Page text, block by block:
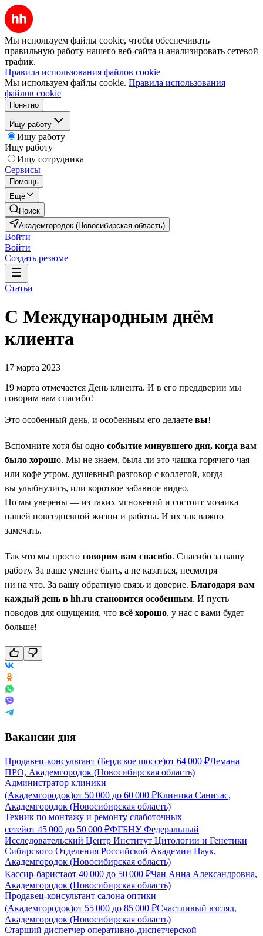
Мы используем файлы cookie, чтобы обеспечивать
правильную работу нашего веб-сайта и анализировать сетевой
трафик.
Правила использования файлов cookie
Мы используем файлы cookie. Правила использования
файлов cookie
Понятно
Ищу работу
Ищу работу
Ищу работу
Ищу сотрудника
Сервисы
Помощь
Ещё
Поиск
Академгородок (Новосибирская область)
Войти
Войти
Создать резюме
Статьи
С Международным днём
клиента
17 марта 2023
19 марта отмечается День клиента. И в его преддверии мы
говорим вам спасибо!
Это особенный день, и особенным его делаете вы!
Вспомните хотя бы одно событие минувшего дня, когда вам
было хорошо. Мы не знаем, была ли это чашка горячего чая
или кофе утром, душевный разговор с коллегой, когда
вы улыбнулись, или короткое забавное видео.
Но мы уверены — из таких мгновений и состоит мозаика
нашей повседневной жизни и работы. И их так важно
замечать.
Так что мы просто говорим вам спасибо. Спасибо за вашу
работу. За ваше умение быть, а не казаться, несмотря
ни на что. За вашу обратную связь и доверие. Благодаря вам
каждый день в hh.ru становится особенным. И пусть
поводов для ощущения, что всё хорошо, у нас с вами будет
больше!
Вакансии дня
Продавец-консультант (Бердское шоссе)от 64 000 ₽Лемана
ПРО, Академгородок (Новосибирская область)
Администратор клиники
(Академгородок)от 50 000 до 60 000 ₽Клиника Санитас,
Академгородок (Новосибирская область)
Техник по монтажу и ремонту слаботочных
сетейот 45 000 до 50 000 ₽ФГБНУ Федеральный
Исследовательский Центр Институт Цитологии и Генетики
Сибирского Отделения Российской Академии Наук,
Академгородок (Новосибирская область)
Кассир-баристаот 40 000 до 50 000 ₽Чан Анна Александровна,
Академгородок (Новосибирская область)
Продавец-консультант салона оптики
(Академгородок)от 55 000 до 85 000 ₽Счастливый взгляд,
Академгородок (Новосибирская область)
Старший диспетчер оперативно-диспетчерской